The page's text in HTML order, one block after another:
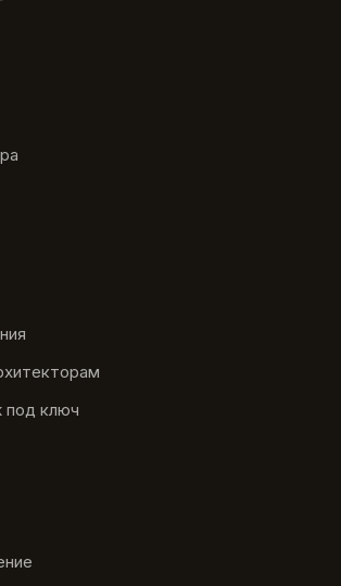
под ключ